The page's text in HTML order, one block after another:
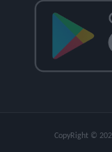
CopyRight ©